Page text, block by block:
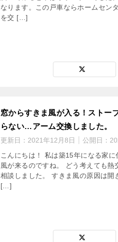
なります。この戸車ならホームセン
を交 […]
窓からすきま風が入る！ストー
らない…アーム交換しました。
更新日： 2021年12月8日 公開日：
こんにちは！ 私は築15年になる家
風が来るのですね。 どう考えても
相談しました。 すきま風の原因は
[…]